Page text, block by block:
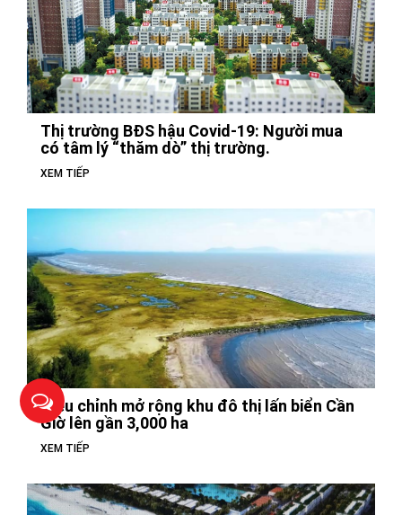
Thị trường BĐS hậu Covid-19: Người mua
có tâm lý “thăm dò” thị trường.
XEM TIẾP
Điều chỉnh mở rộng khu đô thị lấn biển Cần
Giờ lên gần 3,000 ha
XEM TIẾP